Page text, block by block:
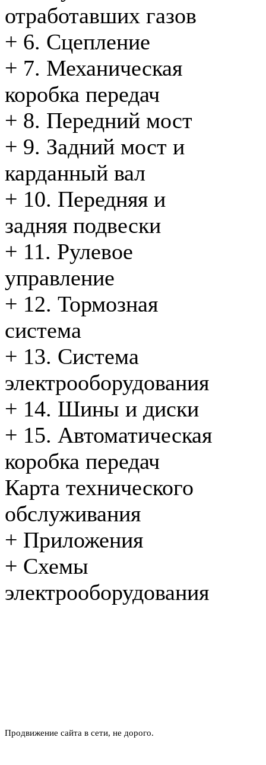
отработавших газов
+ 6. Сцепление
+ 7. Механическая
коробка передач
+ 8. Передний мост
+ 9. Задний мост и
карданный вал
+ 10. Передняя и
задняя подвески
+ 11. Рулевое
управление
+ 12. Тормозная
система
+ 13. Система
электрооборудования
+ 14. Шины и диски
+ 15. Автоматическая
коробка передач
Карта технического
обслуживания
+ Приложения
+ Схемы
электрооборудования
Продвижение сайта в сети, не дорого.